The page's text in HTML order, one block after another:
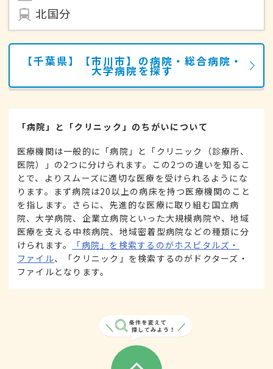
北国分
【千葉県】【市川市】の病院・総合病院・
大学病院を探す
「病院」と「クリニック」のちがいについて
医療機関は一般的に「病院」と「クリニック（診療所、
医院）」の2つに分けられます。この2つの違いを知るこ
とで、よりスムーズに適切な医療を受けられるようにな
ります。まず病院は20以上の病床を持つ医療機関のこと
を指します。さらに、先進的な医療に取り組む国立病
院、大学病院、企業立病院といった大規模病院や、地域
医療を支える中核病院、地域密着型病院などの種類に分
けられます。
「病院」を検索するのがホスピタルズ・
ファイル、「クリニック」を検索するのがドクターズ・
ファイルとなります。